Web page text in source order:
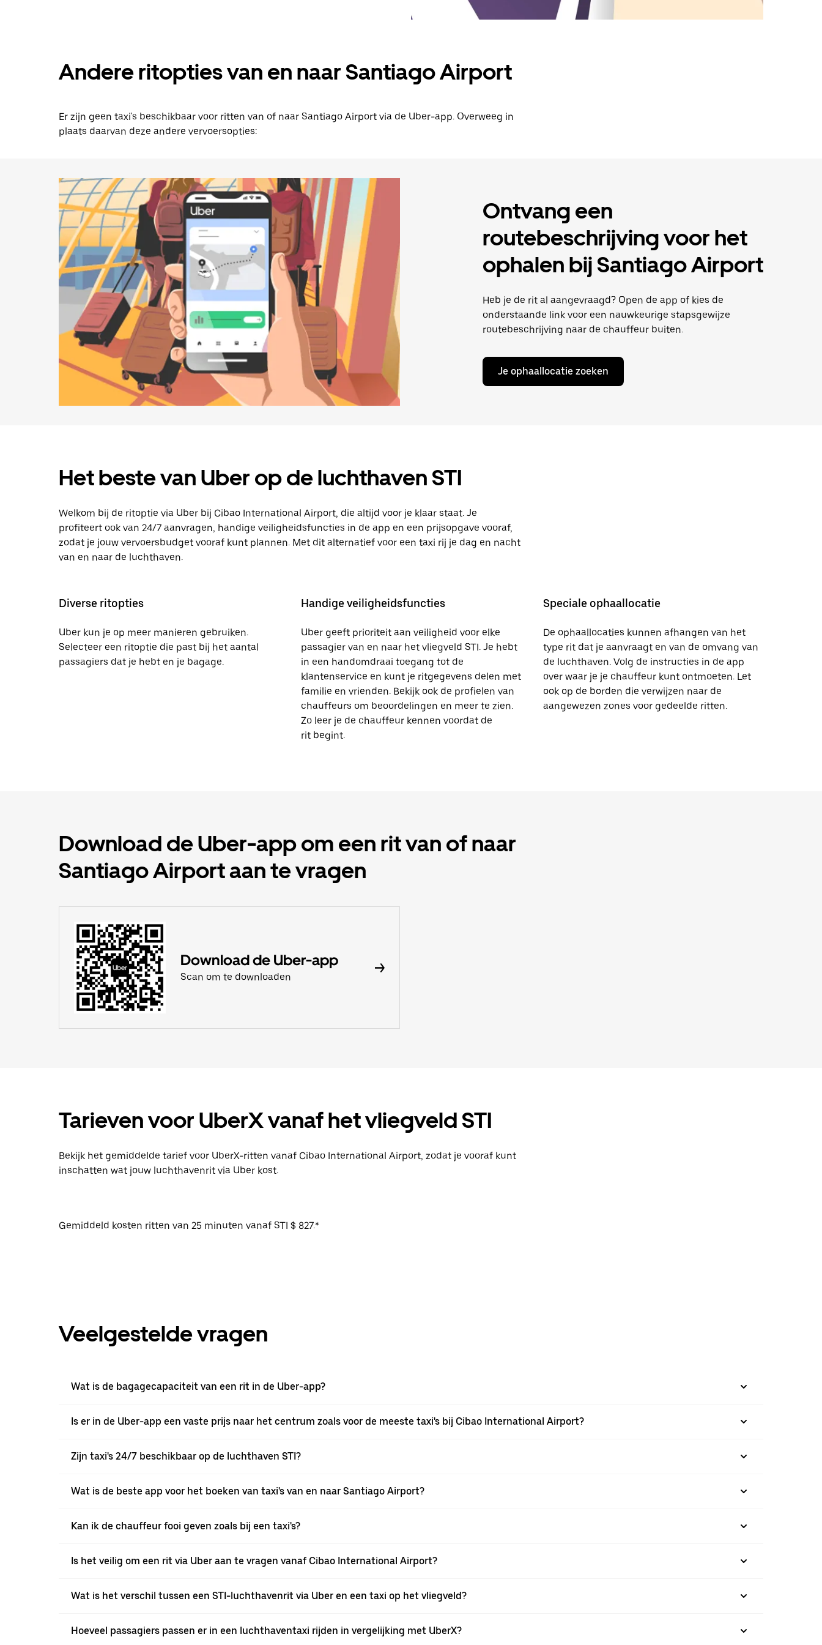
openen
en
selecteren.
Druk
op
agenda
te
sluiten.
Andere ritopties van en naar Santiago Airport
Er zijn geen taxi's beschikbaar voor ritten van of naar Santiago Airport via de Uber-app. Overweeg in
plaats daarvan deze andere vervoersopties:
Ontvang een
routebeschrijving voor het
ophalen bij Santiago Airport
Heb je de rit al aangevraagd? Open de app of kies de
onderstaande link voor een nauwkeurige stapsgewijze
routebeschrijving naar de chauffeur buiten.
Je ophaallocatie zoeken
Het beste van Uber op de luchthaven STI
Welkom bij de ritoptie via Uber bij Cibao International Airport, die altijd voor je klaar staat. Je
profiteert ook van 24/7 aanvragen, handige veiligheidsfuncties in de app en een prijsopgave vooraf,
zodat je jouw vervoersbudget vooraf kunt plannen. Met dit alternatief voor een taxi rij je dag en nacht
van en naar de luchthaven.
Diverse ritopties
Uber kun je op meer manieren gebruiken.
Selecteer een ritoptie die past bij het aantal
passagiers dat je hebt en je bagage.
Handige veiligheidsfuncties
Uber geeft prioriteit aan veiligheid voor elke
passagier van en naar het vliegveld STI. Je hebt
in een handomdraai toegang tot de
klantenservice en kunt je ritgegevens delen met
familie en vrienden. Bekijk ook de profielen van
chauffeurs om beoordelingen en meer te zien.
Zo leer je de chauffeur kennen voordat de
rit begint.
Speciale ophaallocatie
De ophaallocaties kunnen afhangen van het
type rit dat je aanvraagt en van de omvang van
de luchthaven. Volg de instructies in de app
over waar je je chauffeur kunt ontmoeten. Let
ook op de borden die verwijzen naar de
aangewezen zones voor gedeelde ritten.
Download de Uber-app om een rit van of naar
Santiago Airport aan te vragen
Download de Uber-app
Scan om te downloaden
Tarieven voor UberX vanaf het vliegveld STI
Bekijk het gemiddelde tarief voor UberX-ritten vanaf Cibao International Airport, zodat je vooraf kunt
inschatten wat jouw luchthavenrit via Uber kost.
Gemiddeld kosten ritten van 25 minuten vanaf STI $ 827.*
Veelgestelde vragen
Wat is de bagagecapaciteit van een rit in de Uber-app?
Is er in de Uber-app een vaste prijs naar het centrum zoals voor de meeste taxi's bij Cibao International Airport?
Zijn taxi's 24/7 beschikbaar op de luchthaven STI?
Wat is de beste app voor het boeken van taxi's van en naar Santiago Airport?
Kan ik de chauffeur fooi geven zoals bij een taxi's?
Is het veilig om een rit via Uber aan te vragen vanaf Cibao International Airport?
Wat is het verschil tussen een STI-luchthavenrit via Uber en een taxi op het vliegveld?
Hoeveel passagiers passen er in een luchthaventaxi rijden in vergelijking met UberX?